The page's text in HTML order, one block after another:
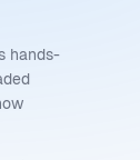
hands-